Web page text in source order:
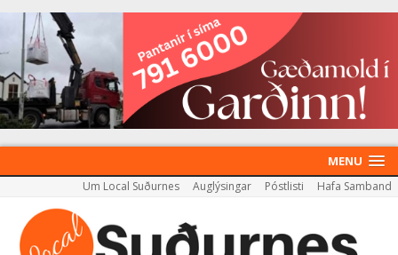
MENU
Um Local Suðurnes Auglýsingar Póstlisti Hafa Samband